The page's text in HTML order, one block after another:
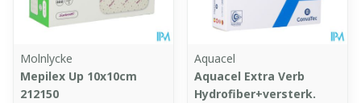
Molnlycke
Mepilex Up 10x10cm
212150
Aquacel
Aquacel Extra Verb
Hydrofiber+versterk.